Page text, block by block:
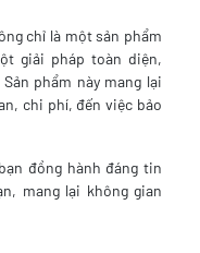
chỉ là một sản phẩm
giải pháp toàn diện,
phẩm này mang lại
chi phí, đến việc bảo
đồng hành đáng tin
mang lại không gian